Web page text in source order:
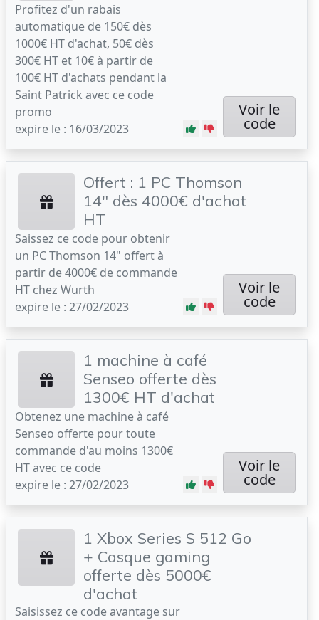
Profitez d'un rabais
automatique de 150€ dès
1000€ HT d'achat, 50€ dès
300€ HT et 10€ à partir de
100€ HT d'achats pendant la
Saint Patrick avec ce code
promo
expire le : 16/03/2023
Voir le
code
Offert : 1 PC Thomson
14" dès 4000€ d'achat
HT
Saissez ce code pour obtenir
un PC Thomson 14" offert à
partir de 4000€ de commande
HT chez Wurth
expire le : 27/02/2023
Voir le
code
1 machine à café
Senseo offerte dès
1300€ HT d'achat
Obtenez une machine à café
Senseo offerte pour toute
commande d'au moins 1300€
HT avec ce code
expire le : 27/02/2023
Voir le
code
1 Xbox Series S 512 Go
+ Casque gaming
offerte dès 5000€
d'achat
Saisissez ce code avantage sur